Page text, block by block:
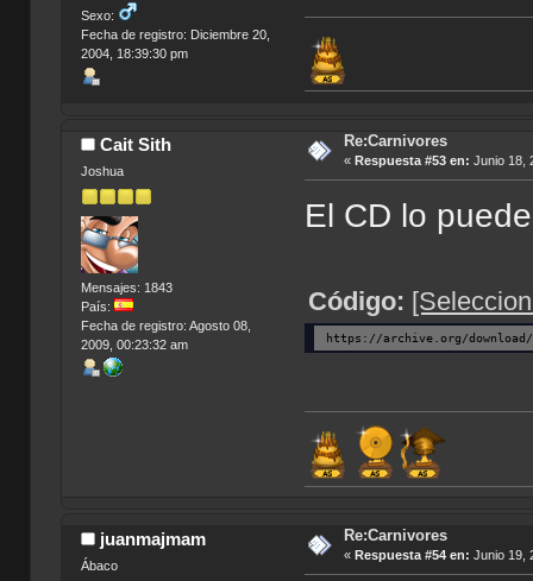
Sexo:
Fecha de registro: Diciembre 20,
2004, 18:39:30 pm
Cait Sith
Joshua
Mensajes: 1843
País:
Fecha de registro: Agosto 08,
2009, 00:23:32 am
Re:Carnivores
« Respuesta #53 en: Junio 18,
El CD lo
Código:
https://archive.org/download/
juanmajmam
Ábaco
Re:Carnivores
« Respuesta #54 en: Junio 19,